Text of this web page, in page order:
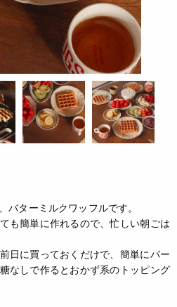
バターミルクワッフルです。
も簡単に作れるので、忙しい朝ごは
日に買っておくだけで、簡単にパー
なしで作るとおかず系のトッピング